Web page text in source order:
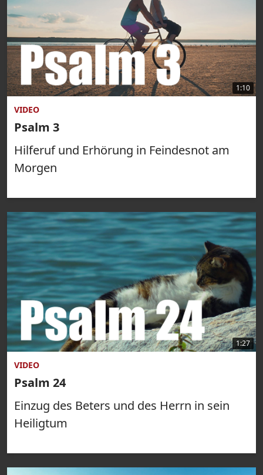
1:10
VIDEO
Psalm 3
Hilferuf und Erhörung in Feindesnot am
Morgen
1:27
VIDEO
Psalm 24
Einzug des Beters und des Herrn in sein
Heiligtum